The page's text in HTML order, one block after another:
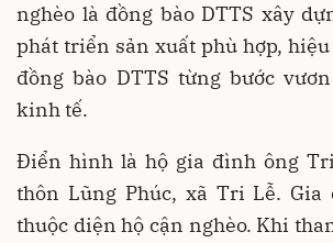
nghèo là đồng bào DTTS xây
phát triển sản xuất phù hợp,
đồng bào DTTS từng bước
kinh tế.
Điển hình là hộ gia đình ông
thôn Lũng Phúc, xã Tri Lễ. Gia
thuộc diện hộ cận nghèo. Khi